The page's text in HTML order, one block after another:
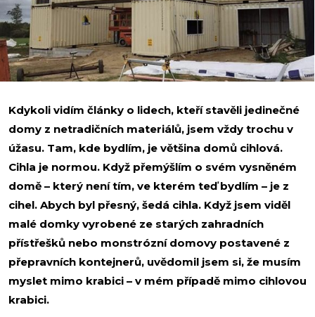
Kdykoli vidím články o lidech, kteří stavěli jedinečné
domy z netradičních materiálů, jsem vždy trochu v
úžasu. Tam, kde bydlím, je většina domů cihlová.
Cihla je normou. Když přemýšlím o svém vysněném
domě – který není tím, ve kterém teď bydlím – je z
cihel. Abych byl přesný, šedá cihla. Když jsem viděl
malé domky vyrobené ze starých zahradních
přístřešků nebo monstrózní domovy postavené z
přepravních kontejnerů, uvědomil jsem si, že musím
myslet mimo krabici – v mém případě mimo cihlovou
krabici.